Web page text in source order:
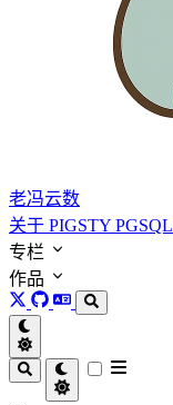
老冯云数
关于 PIGSTY PGSQL
专栏
作品